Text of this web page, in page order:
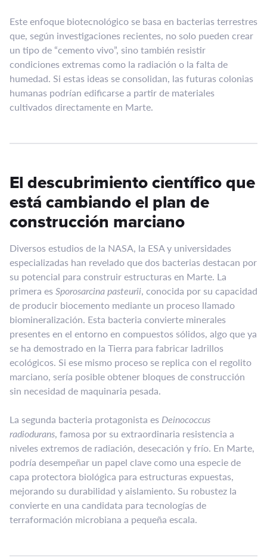
Este enfoque biotecnológico se basa en bacterias terrestres
que, según investigaciones recientes, no solo pueden crear
un tipo de “cemento vivo”, sino también resistir
condiciones extremas como la radiación o la falta de
humedad. Si estas ideas se consolidan, las futuras colonias
humanas podrían edificarse a partir de materiales
cultivados directamente en Marte.
El descubrimiento científico que
está cambiando el plan de
construcción marciano
Diversos estudios de la NASA, la ESA y universidades
especializadas han revelado que dos bacterias destacan por
su potencial para construir estructuras en Marte. La
primera esSporosarcina pasteurii, conocida por su capacidad
de producir biocemento mediante un proceso llamado
biomineralización. Esta bacteria convierte minerales
presentes en el entorno en compuestos sólidos, algo que ya
se ha demostrado en la Tierra para fabricar ladrillos
ecológicos. Si ese mismo proceso se replica con el regolito
marciano, sería posible obtener bloques de construcción
sin necesidad de maquinaria pesada.
La segunda bacteria protagonista es Deinococcus
radiodurans, famosa por su extraordinaria resistencia a
niveles extremos de radiación, desecación y frío. En Marte,
podría desempeñar un papel clave como una especie de
capa protectora biológica para estructuras expuestas,
mejorando su durabilidad y aislamiento. Su robustez la
convierte en una candidata para tecnologías de
terraformación microbiana a pequeña escala.